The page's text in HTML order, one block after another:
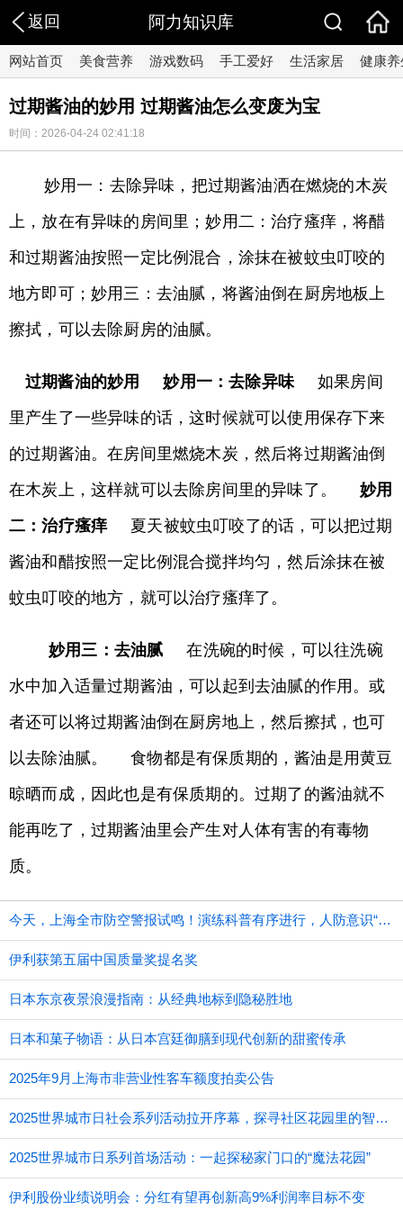
返回 阿力知识库
网站首页 美食营养 游戏数码 手工爱好 生活家居 健康养
过期酱油的妙用 过期酱油怎么变废为宝
时间：2026-04-24 02:41:18
妙用一：去除异味，把过期酱油洒在燃烧的木炭
上，放在有异味的房间里；妙用二：治疗瘙痒，将醋
和过期酱油按照一定比例混合，涂抹在被蚊虫叮咬的
地方即可；妙用三：去油腻，将酱油倒在厨房地板上
擦拭，可以去除厨房的油腻。
过期酱油的妙用 妙用一：去除异味如果房间
里产生了一些异味的话，这时候就可以使用保存下来
的过期酱油。在房间里燃烧木炭，然后将过期酱油倒
在木炭上，这样就可以去除房间里的异味了。妙用
二：治疗瘙痒夏天被蚊虫叮咬了的话，可以把过期
酱油和醋按照一定比例混合搅拌均匀，然后涂抹在被
蚊虫叮咬的地方，就可以治疗瘙痒了。
妙用三：去油腻 在洗碗的时候，可以往洗碗
水中加入适量过期酱油，可以起到去油腻的作用。或
者还可以将过期酱油倒在厨房地上，然后擦拭，也可
以去除油腻。 食物都是有保质期的，酱油是用黄豆
晾晒而成，因此也是有保质期的。过期了的酱油就不
能再吃了，过期酱油里会产生对人体有害的有毒物
质。
今天，上海全市防空警报试鸣！演练科普有序进行，人防意识“声入人心”
伊利获第五届中国质量奖提名奖
日本东京夜景浪漫指南：从经典地标到隐秘胜地
日本和菓子物语：从日本宫廷御膳到现代创新的甜蜜传承
2025年9月上海市非营业性客车额度拍卖公告
2025世界城市日社会系列活动拉开序幕，探寻社区花园里的智慧应用
2025世界城市日系列首场活动：一起探秘家门口的“魔法花园”
伊利股份业绩说明会：分红有望再创新高9%利润率目标不变